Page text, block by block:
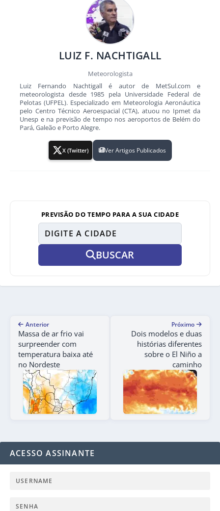
LUIZ F. NACHTIGALL
Meteorologista
Luiz Fernando Nachtigall é autor de MetSul.com e
meteorologista desde 1985 pela Universidade Federal de
Pelotas (UFPEL). Especializado em Meteorologia Aeronáutica
pelo Centro Técnico Aeroespacial (CTA), atuou no Ipmet da
Unesp e na previsão de tempo nos aeroportos de Belém do
Pará, Galeão e Porto Alegre.
X (Twitter) Ver Artigos Publicados
PREVISÃO DO TEMPO PARA A SUA CIDADE
BUSCAR
Anterior
Massa de ar frio vai
surpreender com
temperatura baixa até
no Nordeste
Próximo
Dois modelos e duas
histórias diferentes
sobre o El Niño a
caminho
ACESSO ASSINANTE